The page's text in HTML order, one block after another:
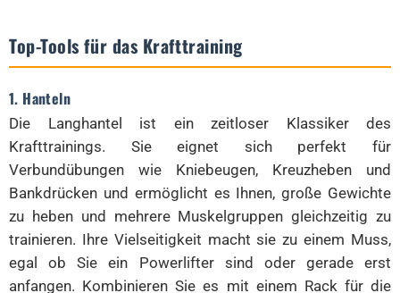
Top-Tools für das Krafttraining
1. Hanteln
Die Langhantel ist ein zeitloser Klassiker des
Krafttrainings. Sie eignet sich perfekt für
Verbundübungen wie Kniebeugen, Kreuzheben und
Bankdrücken und ermöglicht es Ihnen, große Gewichte
zu heben und mehrere Muskelgruppen gleichzeitig zu
trainieren. Ihre Vielseitigkeit macht sie zu einem Muss,
egal ob Sie ein Powerlifter sind oder gerade erst
anfangen. Kombinieren Sie es mit einem Rack für die